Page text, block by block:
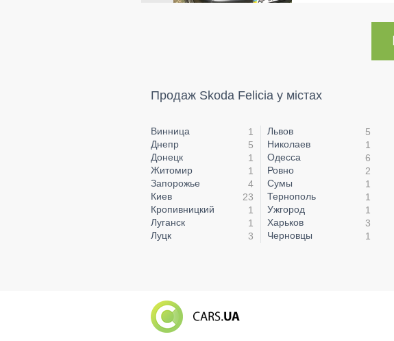
Продаж Skoda Felicia у містах
Винница
1
Днепр
5
Донецк
1
Житомир
1
Запорожье
4
Киев
23
Кропивницкий
1
Луганск
1
Луцк
3
Львов
5
Николаев
1
Одесса
6
Ровно
2
Сумы
1
Тернополь
1
Ужгород
1
Харьков
3
Черновцы
1